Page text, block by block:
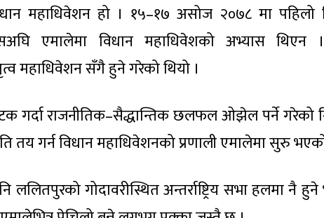
महाधिवेशन हो । १५–१७ असोज २०७८ मा पहिलो
एमालेमा विधान महाधिवेशको अभ्यास थिएन
महाधिवेशन सँगै हुने गरेको थियो ।
गर्दा राजनीतिक–सैद्धान्तिक छलफल ओझेल पर्ने गरेको
गर्न विधान महाधिवेशनको प्रणाली एमालेमा सुरु
ललितपुरको गोदावरीस्थित अन्तर्राष्ट्रिय सभा हलमा नै